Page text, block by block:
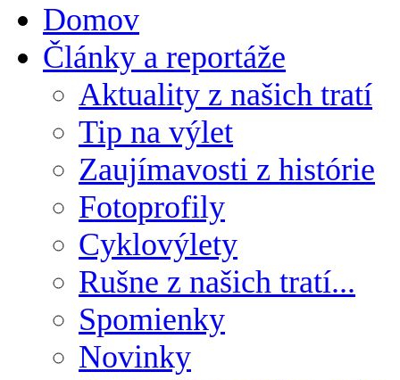
Domov
Články a reportáže
Aktuality z našich tratí
Tip na výlet
Zaujímavosti z histórie
Fotoprofily
Cyklovýlety
Rušne z našich tratí...
Spomienky
Novinky